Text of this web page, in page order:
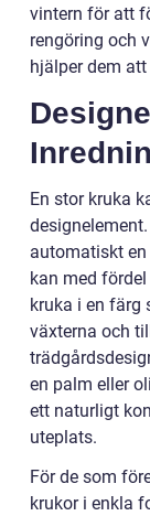
vintern för att
rengöring och
hjälper dem
En stor kruka
automatiskt
kan med
kruka i en färg
växterna och
en palm eller
ett naturligt
uteplats.
För de som
krukor i enkla